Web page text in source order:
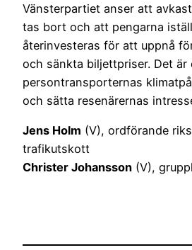
Vänsterpartiet anser att
tas bort och att pengarna
återinvesteras för att uppnå
och sänkta biljettpriser. Det är
persontransporternas
och sätta resenärernas
Jens Holm (V), ordförande
trafikutskott
Christer Johansson (V),